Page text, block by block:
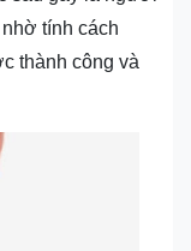
tính cách
thành công và